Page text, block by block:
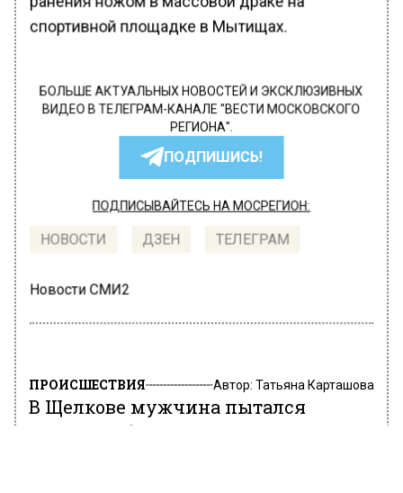
спортивной площадке в Мытищах.
БОЛЬШЕ АКТУАЛЬНЫХ НОВОСТЕЙ И ЭКСКЛЮЗИВНЫХ
ВИДЕО В ТЕЛЕГРАМ-КАНАЛЕ "ВЕСТИ МОСКОВСКОГО
РЕГИОНА".
ПОДПИШИСЬ!
ПОДПИСЫВАЙТЕСЬ НА МОСРЕГИОН:
НОВОСТИ ДЗЕН ТЕЛЕГРАМ
Новости СМИ2
ПРОИСШЕСТВИЯ Автор: Татьяна Карташова
В Щелкове мужчина пытался
похитить бутылку коньяка